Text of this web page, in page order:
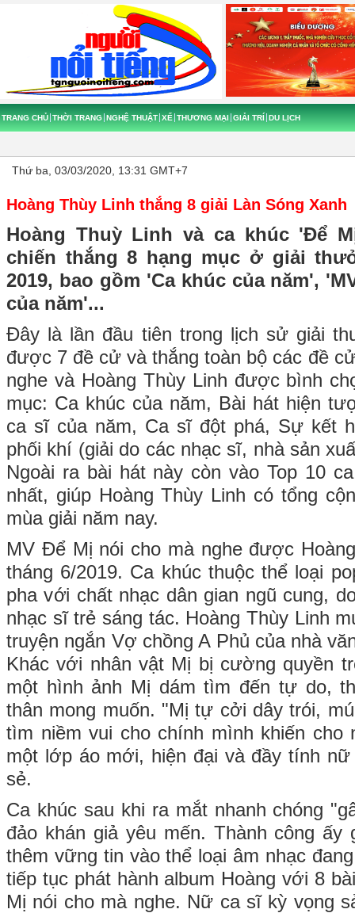
TRANG CHỦ THỜI TRANG NGHỆ THUẬT XẾ THƯƠNG MẠI GIẢI TRÍ DU LỊCH
Thứ ba, 03/03/2020, 13:31 GMT+7
Hoàng Thùy Linh thắng 8 giải Làn Sóng Xanh
Hoàng Thuỳ Linh và ca khúc 'Để
chiến thắng 8 hạng mục ở giải
2019, bao gồm 'Ca khúc của năm',
của năm'...
Đây là lần đầu tiên trong lịch sử giải
được 7 đề cử và thắng toàn bộ các đề
nghe và Hoàng Thùy Linh được bình
mục: Ca khúc của năm, Bài hát hiện
ca sĩ của năm, Ca sĩ đột phá, Sự kết
phối khí (giải do các nhạc sĩ, nhà sản
Ngoài ra bài hát này còn vào Top 10
nhất, giúp Hoàng Thùy Linh có tổng
mùa giải năm nay.
MV Để Mị nói cho mà nghe được
tháng 6/2019. Ca khúc thuộc thể loại
pha với chất nhạc dân gian ngũ cung,
nhạc sĩ trẻ sáng tác. Hoàng Thùy Linh
truyện ngắn Vợ chồng A Phủ của nhà
Khác với nhân vật Mị bị cường quyền
một hình ảnh Mị dám tìm đến tự do,
thân mong muốn. "Mị tự cởi dây trói,
tìm niềm vui cho chính mình khiến cho
một lớp áo mới, hiện đại và đầy tính
sẻ.
Ca khúc sau khi ra mắt nhanh chóng
đảo khán giả yêu mến. Thành công ấy
thêm vững tin vào thể loại âm nhạc
tiếp tục phát hành album Hoàng với 8
Mị nói cho mà nghe. Nữ ca sĩ kỳ vọng